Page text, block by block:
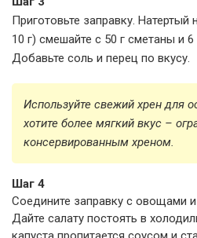
Приготовьте заправку. Натертый
10 г) смешайте с 50 г сметаны и
Добавьте соль и перец по вкусу.
Используйте свежий хрен для
хотите более мягкий вкус –
консервированным хреном.
Шаг 4
Соедините заправку с овощами
Дайте салату постоять в